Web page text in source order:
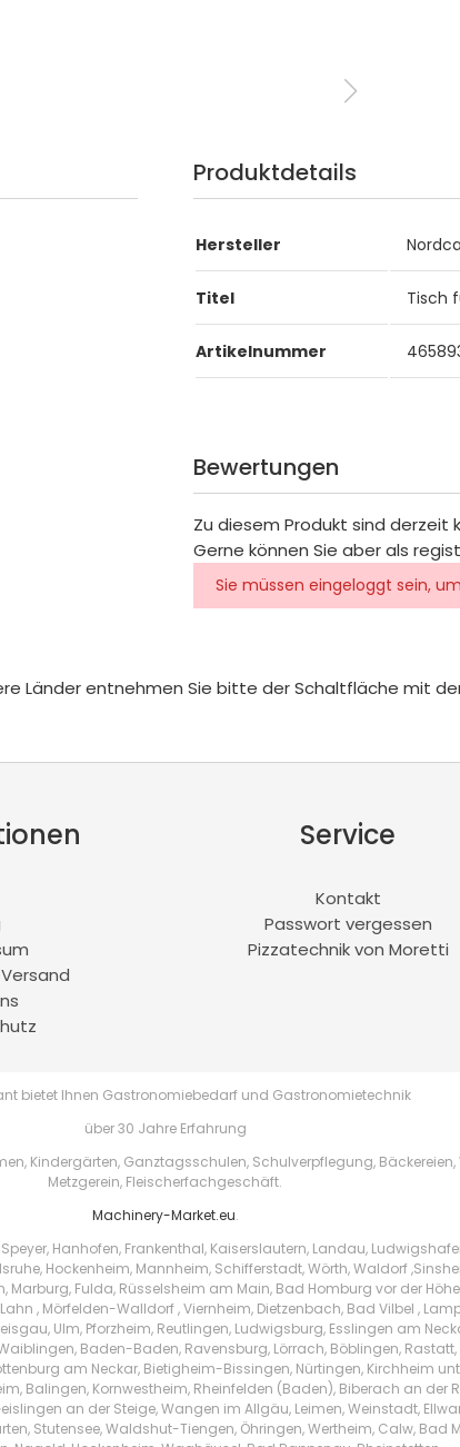
Produktdetails
Hersteller
Titel Tisch
Artikelnummer
Bewertungen
Zu diesem Produkt sind derzeit
Gerne können Sie aber als
Sie müssen eingeloggt sein,
Länder entnehmen Sie bitte der Schaltfläche mit
Service
Kontakt
Passwort vergessen
Pizzatechnik von Moretti
bietet Ihnen Gastronomiebedarf und Gastronomietechnik
über 30 Jahre Erfahrung
Kindergärten, Ganztagsschulen, Schulverpflegung,
Metzgerein, Fleischerfachgeschäft.
Machinery-Market.eu.
Hanhofen, Frankenthal, Kaiserslautern, Landau,
Hockenheim, Mannheim, Schifferstadt, Wörth, Waldorf
Fulda, Rüsselsheim am Main, Bad Homburg vor der
, Mörfelden-Walldorf , Viernheim, Dietzenbach, Bad Vilbel ,
Ulm, Pforzheim, Reutlingen, Ludwigsburg, Esslingen am
Baden-Baden, Ravensburg, Lörrach, Böblingen,
am Neckar, Bietigheim-Bissingen, Nürtingen, Kirchheim
Balingen, Kornwestheim, Rheinfelden (Baden), Biberach an der
an der Steige, Wangen im Allgäu, Leimen, Weinstadt,
Stutensee, Waldshut-Tiengen, Öhringen, Wertheim, Calw,